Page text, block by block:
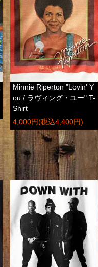
Minnie Riperton "Lovin' Y
ou / ラヴィング・ユー" T-
Shirt
4,000円(税込4,400円)